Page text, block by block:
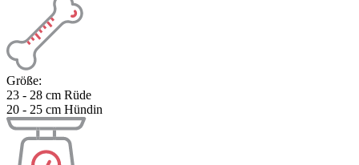
Größe:
23 - 28 cm Rüde
20 - 25 cm Hündin